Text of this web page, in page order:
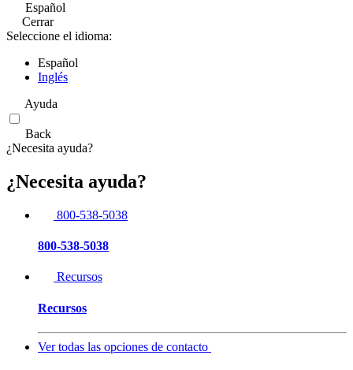
Español
Cerrar
Seleccione el idioma:
Español
Inglés
Ayuda
Back
¿Necesita ayuda?
¿Necesita ayuda?
800-538-5038
800-538-5038
Recursos
Recursos
Ver todas las opciones de contacto